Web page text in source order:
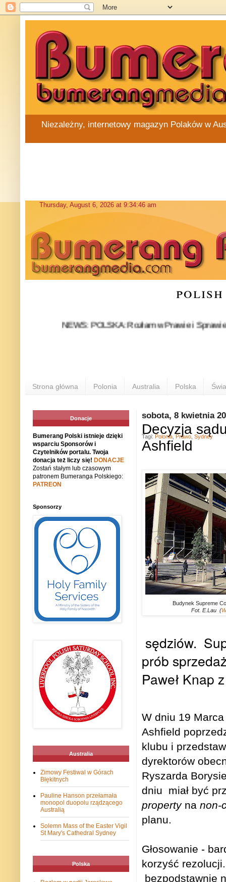
Niezależny, internetowy magazyn Polaków w
NEWS: POLSKA: Rozłam w Prawie i
Strona główna Polonia Australia Polska
sobota, 8 kwietnia
Decyzja
Ashfield
Budynek Supreme
Fot. E.Lau (
sędziów.
prób
Paweł Knap
W dniu 19
Ashfield
klubu i
dyrektorów
Ryszarda
dniu miał być
propertyna non-
planu.
Głosowanie -
korzyść
bezpodstawnie
Tagi: Polonia Prawo Sydney
Donacje
Bumerang Polski istnieje dzięki
wsparciu Sponsorów i
Czytelników portalu. Twoja
donacja też liczy się! DONACJE
Zostań stałym lub czasowym
patronem Bumeranga Polskiego:
PATREON
Sponsorzy
Australia
Zimowy Festiwal w Górach
Błękitnych
Pauline Hanson przełamała
monopol duopolu rządzącego
Australią
Solemn Mass of the Easter Vigil
St Mary's Cathedral Sydney
Polska